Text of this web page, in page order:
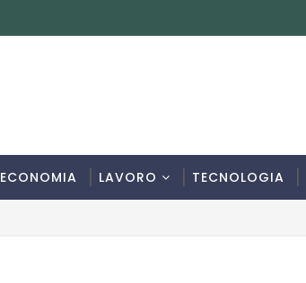
ECONOMIA LAVORO TECNOLOGIA